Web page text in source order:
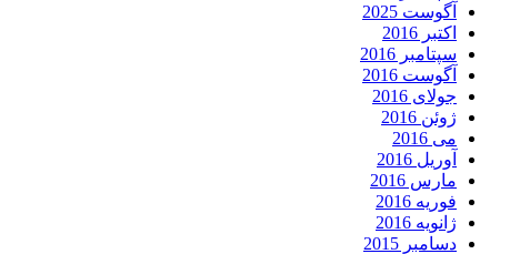
آگوست 2025
اکتبر 2016
سپتامبر 2016
آگوست 2016
جولای 2016
ژوئن 2016
می 2016
آوریل 2016
مارس 2016
فوریه 2016
ژانویه 2016
دسامبر 2015